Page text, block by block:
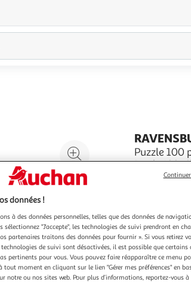
Agrandir
l'illustration
à
Réduire
à
100
%
Partager
le
produit
Puzzle 100
Puzzle 100
Achat et
Vendu par
données !
à des données personnelles, telles que des données de
"J'accepte", les technologies de suivi prendront en
partenaires traitons des données pour fournir ». Si vous retirez
de suivi sont désactivées, il est possible que certains
pertinents pour vous. Vous pouvez faire réapparaître ce menu
moment en cliquant sur le lien "Gérer mes préférences" en
notre ou nos sites web. Pour plus d’informations, reportez-vous à